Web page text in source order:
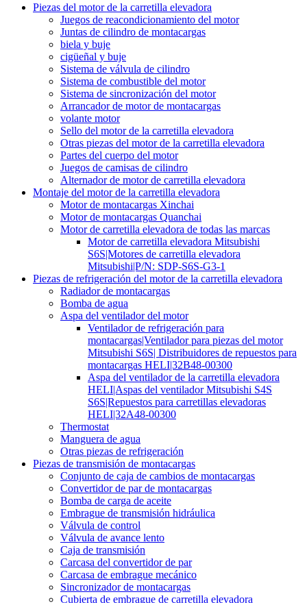
Piezas del motor de la carretilla elevadora
Juegos de reacondicionamiento del motor
Juntas de cilindro de montacargas
biela y buje
cigüeñal y buje
Sistema de válvula de cilindro
Sistema de combustible del motor
Sistema de sincronización del motor
Arrancador de motor de montacargas
volante motor
Sello del motor de la carretilla elevadora
Otras piezas del motor de la carretilla elevadora
Partes del cuerpo del motor
Juegos de camisas de cilindro
Alternador de motor de carretilla elevadora
Montaje del motor de la carretilla elevadora
Motor de montacargas Xinchai
Motor de montacargas Quanchai
Motor de carretilla elevadora de todas las marcas
Motor de carretilla elevadora Mitsubishi
S6S|Motores de carretilla elevadora
Mitsubishi|P/N: SDP-S6S-G3-1
Piezas de refrigeración del motor de la carretilla elevadora
Radiador de montacargas
Bomba de agua
Aspa del ventilador del motor
Ventilador de refrigeración para
montacargas|Ventilador para piezas del motor
Mitsubishi S6S| Distribuidores de repuestos para
montacargas HELI|32B48-00300
Aspa del ventilador de la carretilla elevadora
HELI|Aspas del ventilador Mitsubishi S4S
S6S|Repuestos para carretillas elevadoras
HELI|32A48-00300
Thermostat
Manguera de agua
Otras piezas de refrigeración
Piezas de transmisión de montacargas
Conjunto de caja de cambios de montacargas
Convertidor de par de montacargas
Bomba de carga de aceite
Embrague de transmisión hidráulica
Válvula de control
Válvula de avance lento
Caja de transmisión
Carcasa del convertidor de par
Carcasa de embrague mecánico
Sincronizador de montacargas
Cubierta de embrague de carretilla elevadora